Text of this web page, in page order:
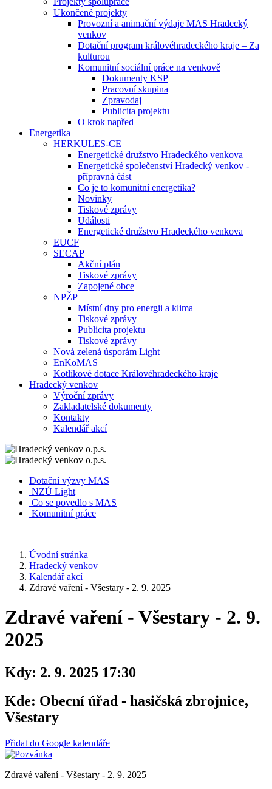
Ukončené projekty
Provozní a animační výdaje MAS Hradecký
venkov
Dotační program královéhradeckého kraje – Za
kulturou
Komunitní sociální práce na venkově
Dokumenty KSP
Pracovní skupina
Zpravodaj
Publicita projektu
O krok napřed
Energetika
HERKULES-CE
Energetické družstvo Hradeckého venkova
Energetické společenství Hradecký venkov -
přípravná část
Co je to komunitní energetika?
Novinky
Tiskové zprávy
Události
Energetické družstvo Hradeckého venkova
EUCF
SECAP
Akční plán
Tiskové zprávy
Zapojené obce
NPŽP
Místní dny pro energii a klima
Tiskové zprávy
Publicita projektu
Tiskové zprávy
Nová zelená úsporám Light
EnKoMAS
Kotlíkové dotace Královéhradeckého kraje
Hradecký venkov
Výroční zprávy
Zakladatelské dokumenty
Kontakty
Kalendář akcí
Dotační výzvy MAS
NZÚ Light
Co se povedlo s MAS
Komunitní práce
Úvodní stránka
Hradecký venkov
Kalendář akcí
Zdravé vaření - Všestary - 2. 9. 2025
Zdravé vaření - Všestary - 2. 9.
2025
Kdy: 2. 9. 2025 17:30
Kde: Obecní úřad - hasičská zbrojnice,
Všestary
Přidat do Google kalendáře
Zdravé vaření - Všestary - 2. 9. 2025